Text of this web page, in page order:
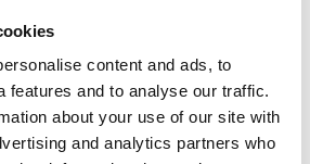
content and ads, to
features and to analyse our traffic.
about your use of our site with
and analytics partners who
n’avez pas à vous soucier de retirer les
ou les chemises. Nous acceptons les
sont.